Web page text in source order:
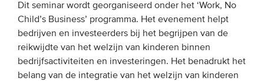
Van leden & partners
MEDIA
Publicaties
Dit seminar wordt georganiseerd onder het ‘Work, No
Child’s Business’ programma. Het evenement helpt
bedrijven en investeerders bij het begrijpen van de
reikwijdte van het welzijn van kinderen binnen
bedrijfsactiviteiten en investeringen. Het benadrukt het
belang van de integratie van het welzijn van kinderen